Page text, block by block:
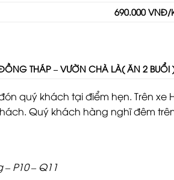
690.000 VNĐ/
THÁP – VƯỜN CHÀ LÀ( ĂN 2 BUỔI
quý khách tại điểm hẹn. Trên
Quý khách hàng nghĩ đêm
P10 – Q11